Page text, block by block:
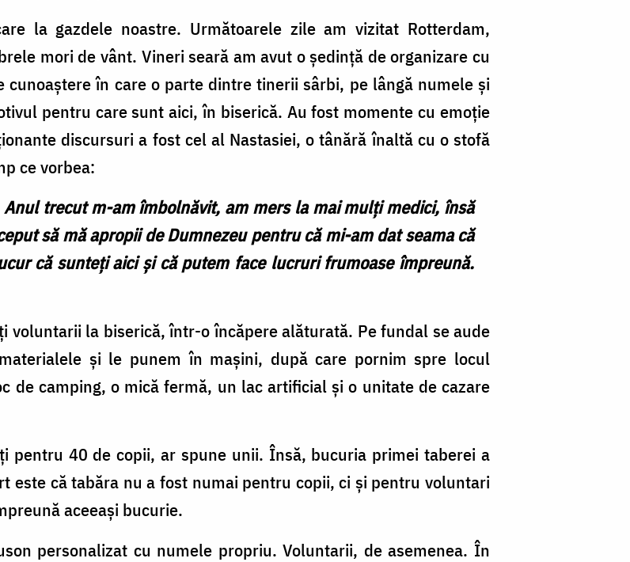
la gazdele noastre. Următoarele zile am vizitat Rotterdam,
mori de vânt. Vineri seară am avut o ședință de organizare cu
în care o parte dintre tinerii sârbi, pe lângă numele și
pentru care sunt aici, în biserică. Au fost momente cu emoție
discursuri a fost cel al Nastasiei, o tânără înaltă cu o stofă
ce vorbea:
trecut m-am îmbolnăvit, am mers la mai mulți medici, însă
să mă apropii de Dumnezeu pentru că mi-am dat seama că
că sunteți aici și că putem face lucruri frumoase împreună.
voluntarii la biserică, într-o încăpere alăturată. Pe fundal se aude
și le punem în mașini, după care pornim spre locul
de camping, o mică fermă, un lac artificial și o unitate de cazare
40 de copii, ar spune unii. Însă, bucuria primei taberei a
este că tabăra nu a fost numai pentru copii, ci și pentru voluntari
aceeași bucurie.
personalizat cu numele propriu. Voluntarii, de asemenea. În